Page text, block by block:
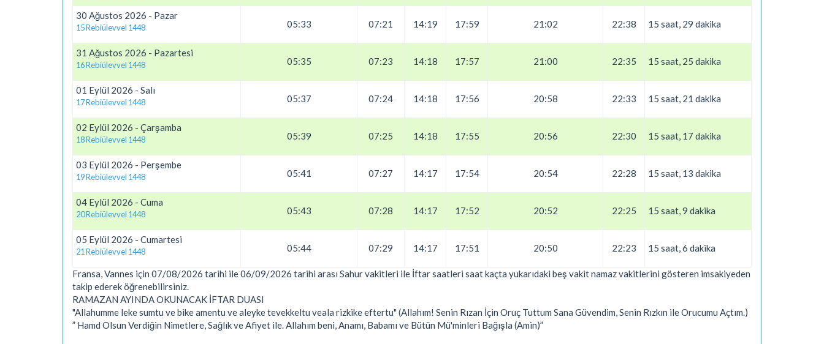
30 Ağustos 2026 - Pazar
15 Rebiülevvel 1448 05:33 07:21 14:19 17:59 21:02 22:38 15 saat, 29 dakika
31 Ağustos 2026 - Pazartesi
16 Rebiülevvel 1448 05:35 07:23 14:18 17:57 21:00 22:35 15 saat, 25 dakika
01 Eylül 2026 - Salı
17 Rebiülevvel 1448 05:37 07:24 14:18 17:56 20:58 22:33 15 saat, 21 dakika
02 Eylül 2026 - Çarşamba
18 Rebiülevvel 1448 05:39 07:25 14:18 17:55 20:56 22:30 15 saat, 17 dakika
03 Eylül 2026 - Perşembe
19 Rebiülevvel 1448 05:41 07:27 14:17 17:54 20:54 22:28 15 saat, 13 dakika
04 Eylül 2026 - Cuma
20 Rebiülevvel 1448 05:43 07:28 14:17 17:52 20:52 22:25 15 saat, 9 dakika
05 Eylül 2026 - Cumartesi
21 Rebiülevvel 1448 05:44 07:29 14:17 17:51 20:50 22:23 15 saat, 6 dakika
Fransa, Vannes için 07/08/2026 tarihi ile 06/09/2026 tarihi arası Sahur vakitleri ile İftar saatleri saat kaçta yukarıdaki beş vakit namaz vakitlerini gösteren imsakiyeden
takip ederek öğrenebilirsiniz.
RAMAZAN AYINDA OKUNACAK İFTAR DUASI
"Allahumme leke sumtu ve bike amentu ve aleyke tevekkeltu veala rizkike eftertu" (Allahım! Senin Rızan İçin Oruç Tuttum Sana Güvendim, Senin Rızkın ile Orucumu Açtım.)
” Hamd Olsun Verdiğin Nimetlere, Sağlık ve Afiyet ile. Allahım beni, Anamı, Babamı ve Bütün Mü'minleri Bağışla (Amin)”